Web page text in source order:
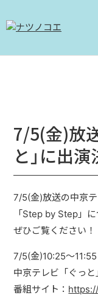
7/5(金)放
と」に出演
7/5(金)放送の中京
「Step by Step」
ぜひご覧ください！
7/5(金)10:25〜11:55
中京テレビ「ぐっと
番組サイト：